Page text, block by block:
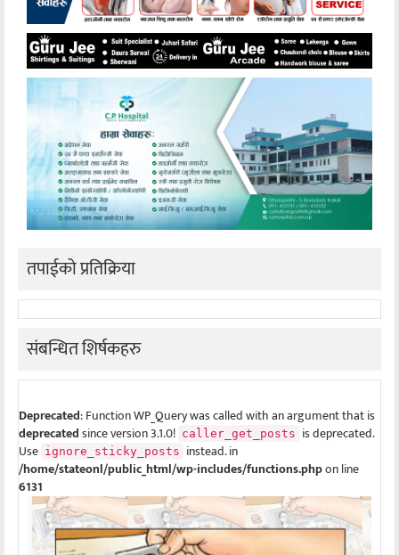
तपाईको प्रतिक्रिया
संबन्धित शिर्षकहरु
Deprecated: Function WP_Query was called with an argument that is
deprecatedsince version 3.1.0! caller_get_posts is deprecated.
Use ignore_sticky_posts instead. in
/home/stateonl/public_html/wp-includes/functions.phpon line
6131